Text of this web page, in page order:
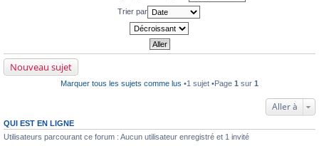
i
e
r
a
g
e
Trier par
Nouveau sujet
Marquer tous les sujets comme lus •1 sujet •Page 1 sur 1
Aller à
QUI EST EN LIGNE
Utilisateurs parcourant ce forum : Aucun utilisateur enregistré et 1 invité